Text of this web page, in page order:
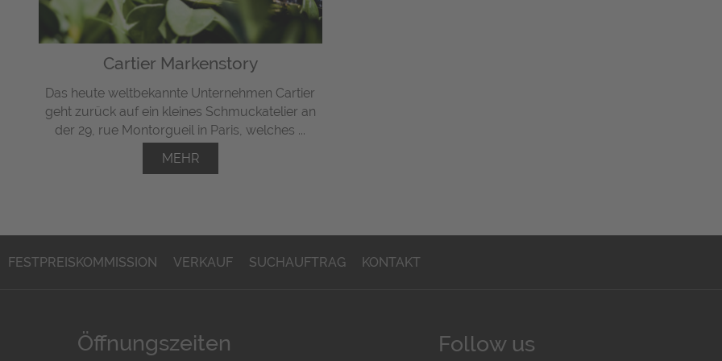
Cartier Markenstory
Das heute weltbekannte Unternehmen Cartier
geht zurück auf ein kleines Schmuckatelier an
der 29, rue Montorgueil in Paris, welches ...
MEHR
FESTPREISKOMMISSION VERKAUF SUCHAUFTRAG KONTAKT
Öffnungszeiten Follow us